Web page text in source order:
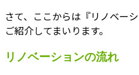
さて、ここからは『リノベー
ご紹介してまいります。
リノベーションの流れ